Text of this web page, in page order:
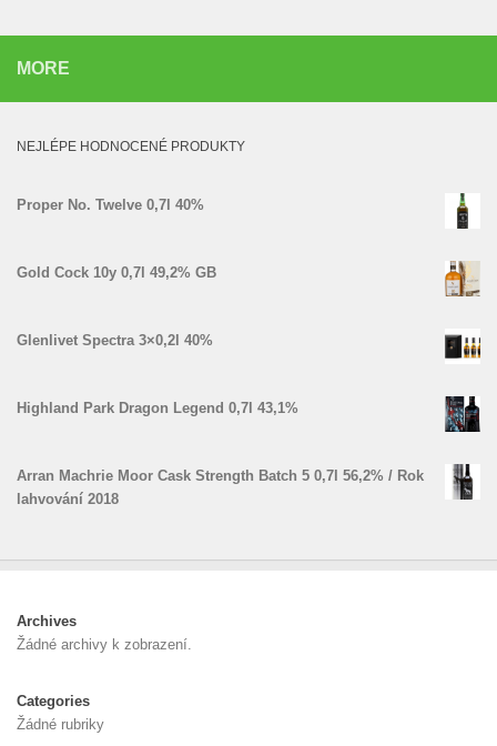
MORE
NEJLÉPE HODNOCENÉ PRODUKTY
Proper No. Twelve 0,7l 40%
Gold Cock 10y 0,7l 49,2% GB
Glenlivet Spectra 3×0,2l 40%
Highland Park Dragon Legend 0,7l 43,1%
Arran Machrie Moor Cask Strength Batch 5 0,7l 56,2% / Rok
lahvování 2018
Archives
Žádné archivy k zobrazení.
Categories
Žádné rubriky